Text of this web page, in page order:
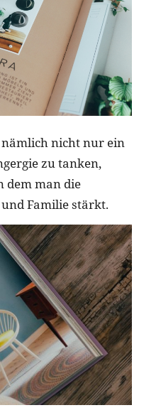
nämlich nicht nur ein
zu tanken,
dem man die
Familie stärkt.